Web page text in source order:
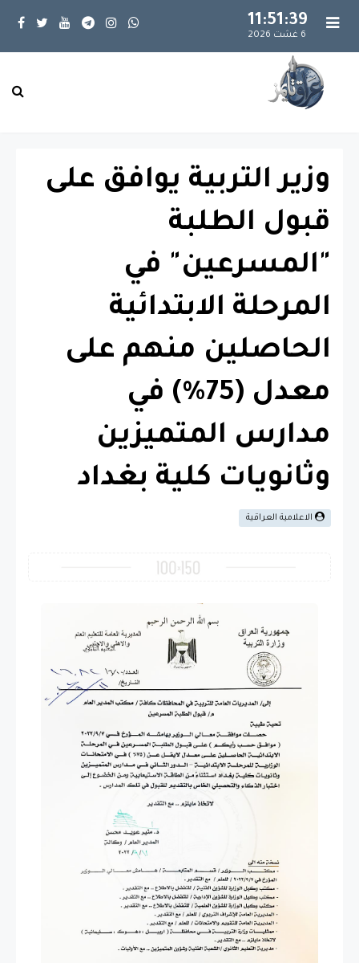
11:51:40
6 غشت 2026
وزير التربية يوافق على
قبول الطلبة
"المسرعين" في
المرحلة الابتدائية
الحاصلين منهم على
معدل (75%) في
مدارس المتميزين
وثانويات كلية بغداد
الاعلامية العراقية